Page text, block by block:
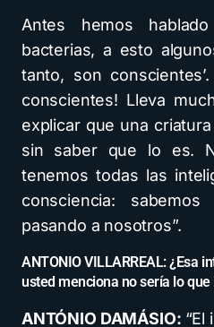
Antes hemos
bacterias, a esto
tanto, son
conscientes! Lleva
explicar que una
sin saber que lo es.
tenemos todas las
consciencia:
pasando a nosotros”.
ANTONIO VILLARREAL: ¿Esa
usted menciona no sería lo
ANTÓNIO DAMÁSIO: “El